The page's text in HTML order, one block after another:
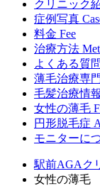
クリニック
症例写真
料金 Fee
治療方法
よくある質問
薄毛治療専
毛髪治療情
女性の薄毛
円形脱毛症
モニターに
駅前AGAク
女性の薄毛